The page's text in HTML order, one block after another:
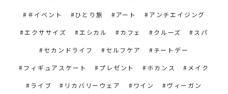
＃イベント ひとり旅 アート アンチエイジング
エクササイズ エシカル カフェ クルーズ スパ
セカンドライフ セルフケア チートデー
フィギュアスケート プレゼント ホカンス メイク
ライブ リカバリーウェア ワイン ヴィーガン